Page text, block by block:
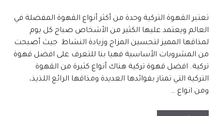
تعتبر القهوة التركية وحدة من أكثر أنواع القهوة المفضلة في
العالم ويعتمد عليها الكثير من الأشخاص صباح كل يوم
لمذاقها المميز لتحسين المزاج وزيادة النشاط جيث أصبحت
من المشروبات الأساسية فهيا بنا للتعرف على افضل قهوة
تركية. افضل قهوة تركية هناك أنواع كثيرة من القهوة
التركية التي تمتاز بفوائدها العديدة ومذاقها الرائع اللذيذ،
ومن انواع …